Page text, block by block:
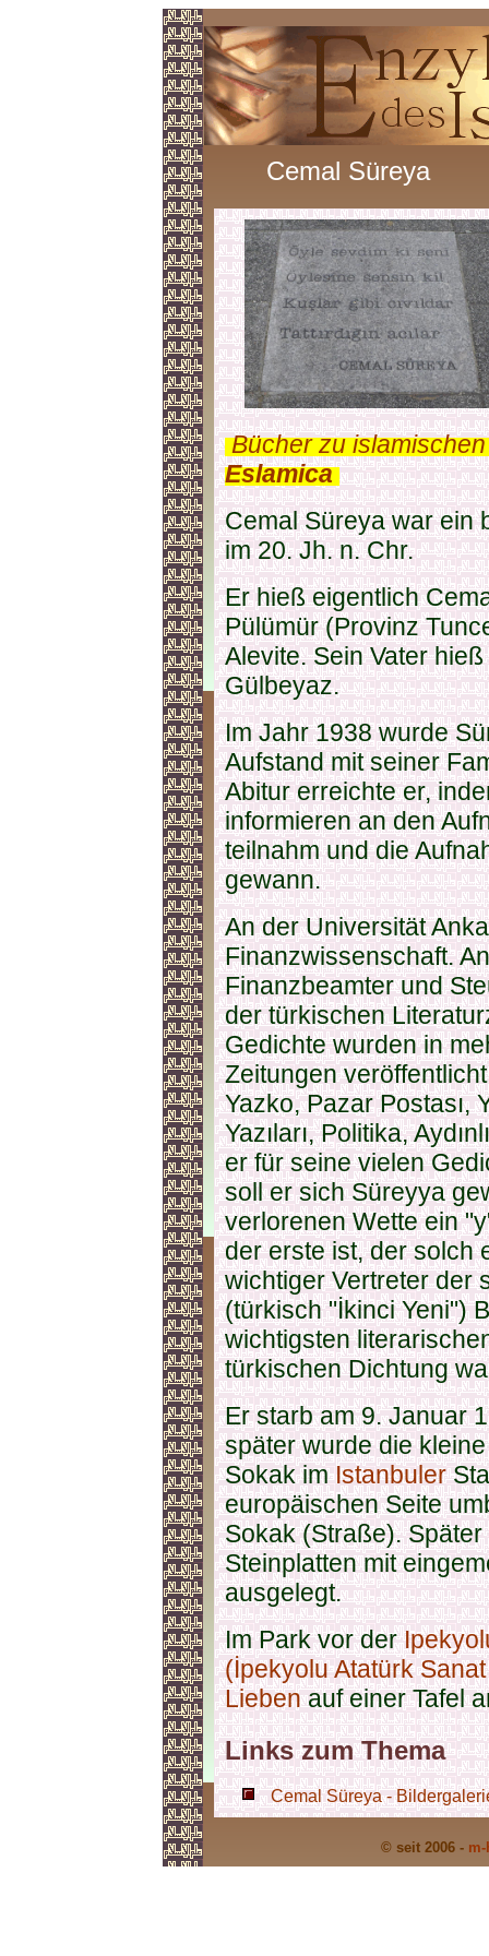
Cemal Süreya
.Bücher zu
Eslamica.
Cemal Süreya war ein
im 20. Jh. n. Chr.
Er hieß eigentlich
Pülümür (Provinz
Alevite. Sein Vater
Gülbeyaz.
Im Jahr 1938 wurde
Aufstand mit seiner
Abitur erreichte er,
informieren an den
teilnahm und die
gewann.
An der Universität
Finanzwissenschaft.
Finanzbeamter und
der türkischen
Gedichte wurden in
Zeitungen
Yazko, Pazar Postası,
Yazıları, Politika,
er für seine vielen
soll er sich Süreyya
verlorenen Wette ein
der erste ist, der solch
wichtiger Vertreter der
(türkisch "İkinci Yeni")
wichtigsten
türkischen Dichtung
Er starb am 9. Januar
später wurde die
Sokak imIstanbuler
europäischen Seite
Sokak (Straße).
Steinplatten mit
ausgelegt.
Im Park vor der
(İpekyolu Atatürk
Liebenauf einer Tafel
Links zum Thema
Cemal Süreya -
© seit 2006 -